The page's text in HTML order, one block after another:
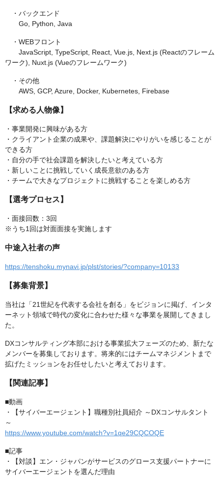
・バックエンド
Go, Python, Java
・WEBフロント
JavaScript, TypeScript, React, Vue.js, Next.js (Reactのフレーム
ワーク), Nuxt.js (Vueのフレームワーク)
・その他
AWS, GCP, Azure, Docker, Kubernetes, Firebase
【求める人物像】
・事業開発に興味がある方
・クライアント企業の成果や、課題解決にやりがいを感じることが
できる方
・自分の手で社会課題を解決したいと考えている方
・新しいことに挑戦していく成長意欲のある方
・チームで大きなプロジェクトに挑戦することを楽しめる方
【選考プロセス】
・面接回数：3回
※うち1回は対面面接を実施します
中途入社者の声
https://tenshoku.mynavi.jp/plst/stories/?company=10133
【募集背景】
当社は「21世紀を代表する会社を創る」をビジョンに掲げ、インタ
ーネット領域で時代の変化に合わせた様々な事業を展開してきまし
た。
DXコンサルティング本部における事業拡大フェーズのため、新たな
メンバーを募集しております。将来的にはチームマネジメントまで
拡げたミッションをお任せしたいと考えております。
【関連記事】
■動画
・【サイバーエージェント】職種別社員紹介 ～DXコンサルタント
～
https://www.youtube.com/watch?v=1qe29CQCOQE
■記事
・【対談】エン・ジャパンがサービスのグロース支援パートナーに
サイバーエージェントを選んだ理由